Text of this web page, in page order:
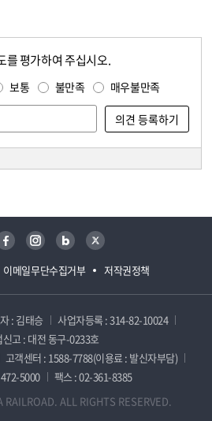
를 평가하여 주십시오.
보통 불만족 매우불만족
이메일무단수집거부 저작권정책
페이스북 인스타그램 블로그 트위터
: 김태승
사업자등록 : 314-82-10024
고 : 대전 동구-0233호
고객센터 : 1588-7788(이용료 : 발신자부담)
5000
팩스 : 02-361-8385
ALL RIGHTS RESERVED.